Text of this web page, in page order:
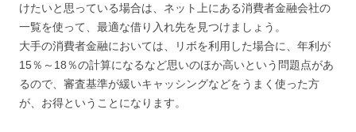
けたいと思っている場合は、ネット上にある消費者金融会社の
一覧を使って、最適な借り入れ先を見つけましょう。
大手の消費者金融においては、リボを利用した場合に、年利が
15％～18％の計算になるなど思いのほか高いという問題点があ
るので、審査基準が緩いキャッシングなどをうまく使った方
が、お得ということになります。